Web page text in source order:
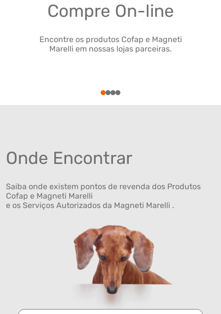
Compre On-line
Encontre os produtos Cofap e Magneti
Marelli em nossas lojas parceiras.
1234
Onde Encontrar
Saiba onde existem pontos de revenda dos Produtos
Cofap e Magneti Marelli
e os Serviços Autorizados da Magneti Marelli .